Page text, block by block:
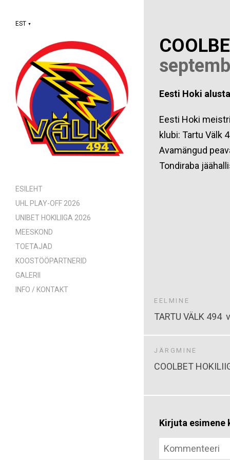
EST ▼
ESILEHT
UHL PLAY-OFF 2026
UNIBET HOKILIIGA 2026
MEESKOND
TOETAJAD
KOOSTÖÖPARTNERID
GALERII
INFO / KONTAKT
Eesti Hoki
Eesti Hoki
klubi: Tartu Välk
Avamängud
Tondiraba
EELMINE
TARTU VÄLK 494
JÄRGMINE
COOLBET
Kirjuta esimene